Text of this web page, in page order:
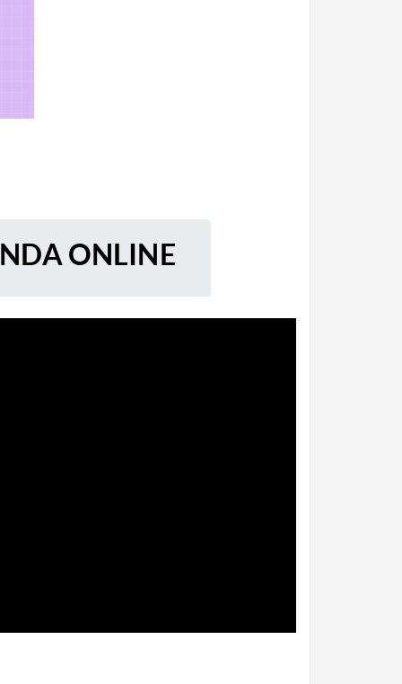
ONLINE